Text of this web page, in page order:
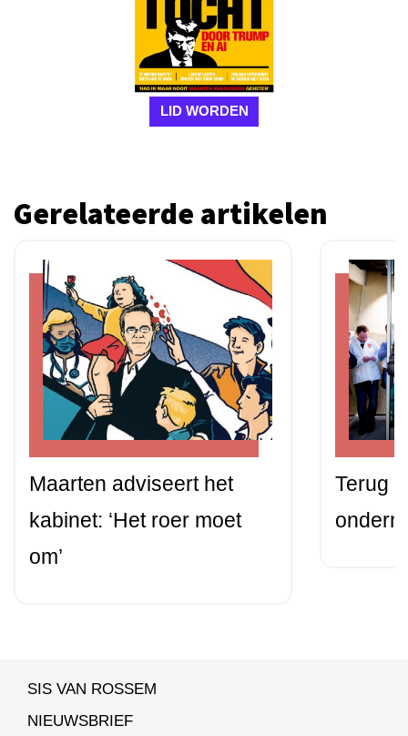
LID WORDEN
Gerelateerde artikelen
Maarten adviseert het
kabinet: ‘Het roer moet
om’
Terug
SIS VAN ROSSEM
NIEUWSBRIEF